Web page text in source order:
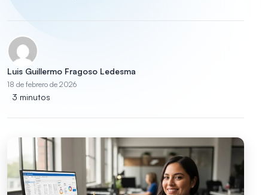
Luis Guillermo Fragoso Ledesma
18 de febrero de 2026
3 minutos